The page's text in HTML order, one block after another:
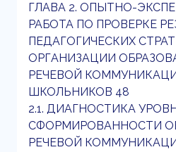
ГЛАВА 2. ОПЫТНО-
РАБОТА ПО ПРОВЕРКЕ
ПЕДАГОГИЧЕСКИХ
ОРГАНИЗАЦИИ
РЕЧЕВОЙ
ШКОЛЬНИКОВ 48
2.1. ДИАГНОСТИКА
СФОРМИРОВАННОСТИ
РЕЧЕВОЙ